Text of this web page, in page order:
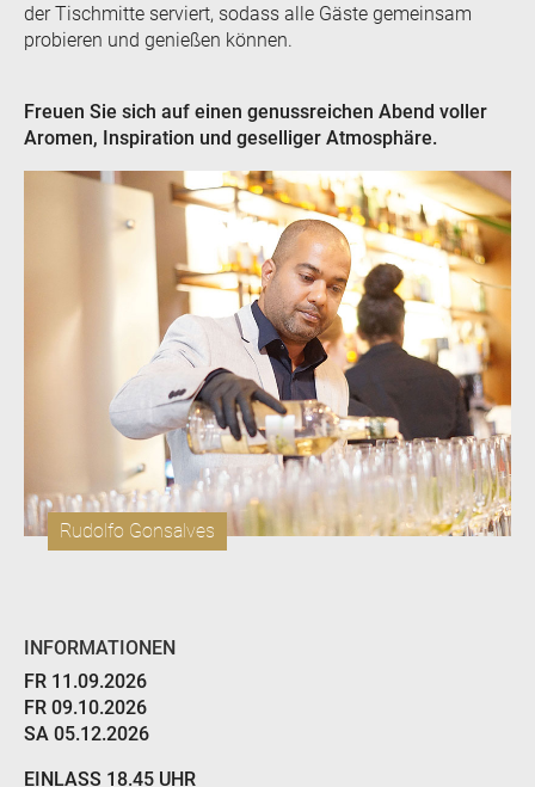
der Tischmitte serviert, sodass alle Gäste gemeinsam
probieren und genießen können.
Freuen Sie sich auf einen genussreichen Abend voller
Aromen, Inspiration und geselliger Atmosphäre.
Rudolfo Gonsalves
INFORMATIONEN
FR 11.09.2026
FR 09.10.2026
SA 05.12.2026
EINLASS 18.45 UHR